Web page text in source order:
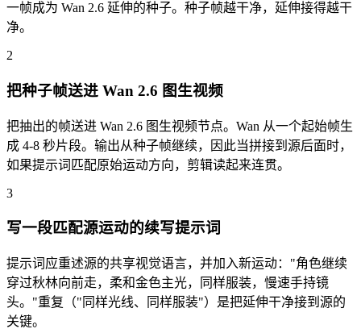
一帧成为 Wan 2.6 延伸的种子。种子帧越干净，延伸接得越干
净。
2
把种子帧送进 Wan 2.6 图生视频
把抽出的帧送进 Wan 2.6 图生视频节点。Wan 从一个起始帧生
成 4-8 秒片段。输出从种子帧继续，因此当拼接到源后面时，
如果提示词匹配原始运动方向，剪辑读起来连贯。
3
写一段匹配源运动的续写提示词
提示词应重述源的共享视觉语言，并加入新运动："角色继续
穿过秋林向前走，柔和金色主光，同样服装，慢速手持镜
头。"重复（"同样光线、同样服装"）是把延伸干净接到源的
关键。